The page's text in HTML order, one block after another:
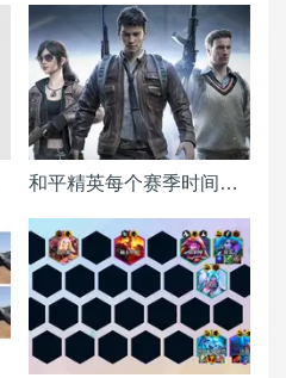
和平精英每个赛季时间表一览